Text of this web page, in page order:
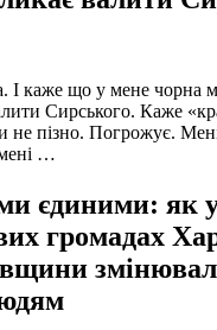
І каже що у мене чорна
Сирського. Каже
не пізно. Погрожує.
…
єдиними: як
громадах